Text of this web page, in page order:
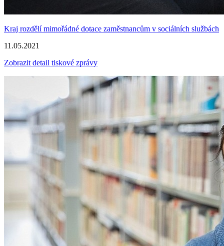
Kraj rozdělí mimořádné dotace zaměstnancům v sociálních službách
11.05.2021
Zobrazit detail tiskové zprávy